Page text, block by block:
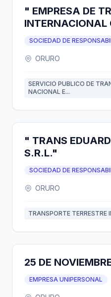
" EMPRESA DE
INTERNACIONAL
" ETICA S.R.L."
SOCIEDAD DE
ORURO
SERVICIO PUBLICO DE
NACIONAL E...
" TRANS
S.R.L."
SOCIEDAD DE
ORURO
TRANSPORTE TERRESTRE
25 DE
EMPRESA UNIPERSONAL